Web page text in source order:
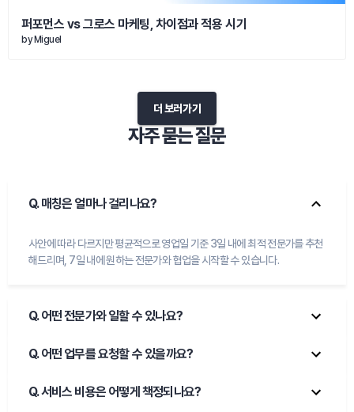
퍼포먼스 vs 그로스 마케팅, 차이점과 적용 시기
by Miguel
더 보러가기
자주 묻는 질문
Q. 매칭은 얼마나 걸리나요?
사안에 따라 다르지만 평균적으로 영업일 기준 3일 내에 최적 전문가를 추천
해드리며, 7일 내에 원하는 전문가와 협업을 시작할 수 있습니다.
Q. 어떤 전문가와 일할 수 있나요?
Q. 어떤 업무를 요청할 수 있을까요?
Q. 서비스 비용은 어떻게 책정되나요?